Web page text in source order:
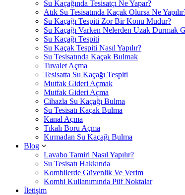
Su Kaçağında Tesisatçı Ne Yapar?
Atık Su Tesisatında Kaçak Olursa Ne
Su Kaçağı Tespiti Zor Bir Konu Mudur?
Su Kaçağı Varken Nelerden Uzak Durmak
Su Kaçağı Tespiti
Su Kaçak Tespiti Nasıl Yapılır?
Su Tesisatında Kaçak Bulmak
Tuvalet Açma
Tesisatta Su Kaçağı Tespiti
Mutfak Gideri Açmak
Mutfak Gideri Açma
Cihazla Su Kaçağı Bulma
Su Tesisatı Kaçak Bulma
Kanal Açma
Tıkalı Boru Açma
Kırmadan Su Kaçağı Bulma
Blog
Lavabo Tamiri Nasıl Yapılır?
Su Tesisatı Hakkında
Kombilerde Güvenlik Ve Verim
Kombi Kullanımında Püf Noktalar
İletişim